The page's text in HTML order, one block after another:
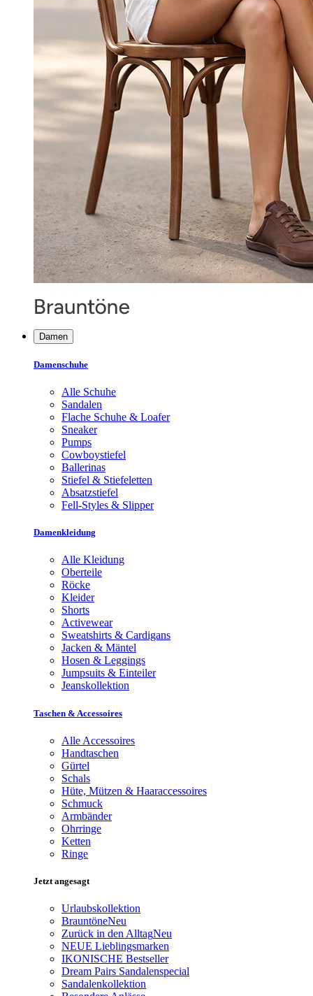
Damen
Damenschuhe
Alle Schuhe
Sandalen
Flache Schuhe & Loafer
Sneaker
Pumps
Cowboystiefel
Ballerinas
Stiefel & Stiefeletten
Absatzstiefel
Fell-Styles & Slipper
Damenkleidung
Alle Kleidung
Oberteile
Röcke
Kleider
Shorts
Activewear
Sweatshirts & Cardigans
Jacken & Mäntel
Hosen & Leggings
Jumpsuits & Einteiler
Jeanskollektion
Taschen & Accessoires
Alle Accessoires
Handtaschen
Gürtel
Schals
Hüte, Mützen & Haaraccessoires
Schmuck
Armbänder
Ohrringe
Ketten
Ringe
Jetzt angesagt
Urlaubskollektion
BrauntöneNeu
Zurück in den AlltagNeu
NEUE Lieblingsmarken
IKONISCHE Bestseller
Dream Pairs Sandalenspecial
Sandalenkollektion